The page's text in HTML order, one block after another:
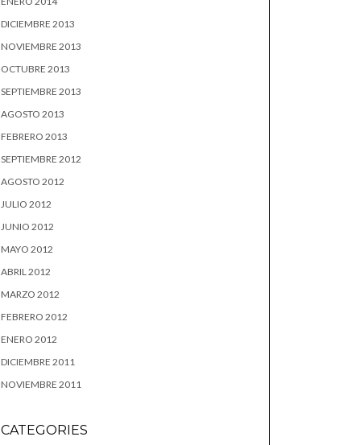
DICIEMBRE 2013
NOVIEMBRE 2013
OCTUBRE 2013
SEPTIEMBRE 2013
AGOSTO 2013
FEBRERO 2013
SEPTIEMBRE 2012
AGOSTO 2012
JULIO 2012
JUNIO 2012
MAYO 2012
ABRIL 2012
MARZO 2012
FEBRERO 2012
ENERO 2012
DICIEMBRE 2011
NOVIEMBRE 2011
CATEGORIES